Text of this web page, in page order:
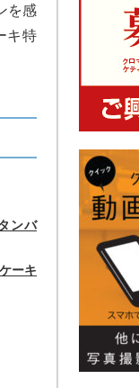
を感
キ特
ンバ
ーキ